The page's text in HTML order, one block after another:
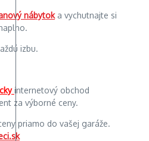
nábytoka vychutnajte si
izbu.
internetový obchod
za výborné ceny.
priamo do vašej garáže.